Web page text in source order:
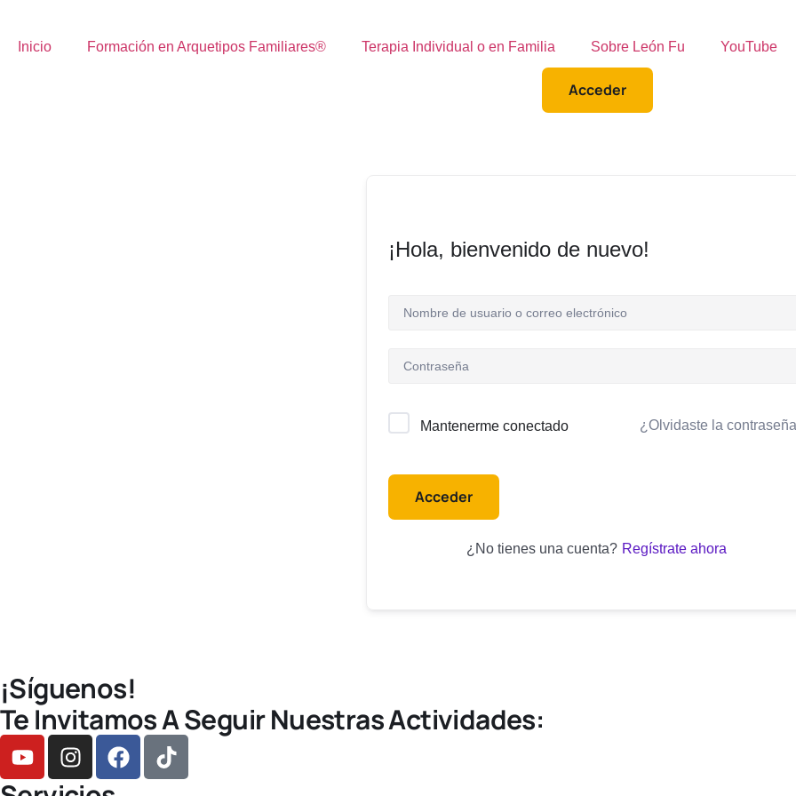
Inicio Formación en Arquetipos Familiares® Terapia Individual o en Familia Sobre León Fu YouTube
Acceder
¡Hola, bienvenido de nuevo!
Alternative:
Mantenerme conectado ¿Olvidaste la
Acceder
¿No tienes una cuenta? Regístrate ahora
¡Síguenos!
Te Invitamos A Seguir Nuestras Actividades: